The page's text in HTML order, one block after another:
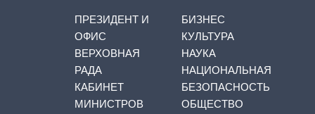
ПРЕЗИДЕНТ И
ОФИС
ВЕРХОВНАЯ
РАДА
КАБИНЕТ
МИНИСТРОВ
БИЗНЕС
КУЛЬТУРА
НАУКА
НАЦИОНАЛЬНАЯ
БЕЗОПАСНОСТЬ
ОБЩЕСТВО